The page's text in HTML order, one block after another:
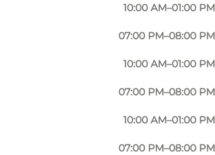
10:00 AM–01:00 PM
07:00 PM–08:00 PM
10:00 AM–01:00 PM
07:00 PM–08:00 PM
10:00 AM–01:00 PM
07:00 PM–08:00 PM